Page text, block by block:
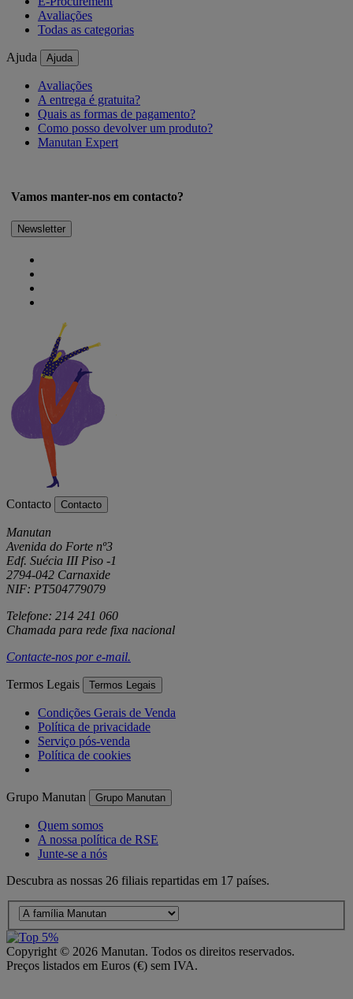
Avaliações
Todas as categorias
Ajuda Ajuda
Avaliações
A entrega é gratuita?
Quais as formas de pagamento?
Como posso devolver um produto?
Manutan Expert
Vamos manter-nos em contacto?
Newsletter
Contacto Contacto
Manutan
Avenida do Forte nº3
Edf. Suécia III Piso -1
2794-042 Carnaxide
NIF: PT504779079
Telefone: 214 241 060
Chamada para rede fixa nacional
Contacte-nos pore-mail.
Termos Legais Termos Legais
Condições Gerais de Venda
Política de privacidade
Serviço pós-venda
Política de cookies
Grupo Manutan Grupo Manutan
Quem somos
A nossa política de RSE
Junte-se a nós
Descubra as nossas 26 filiais repartidas em 17 países.
Copyright © 2026 Manutan. Todos os direitos reservados.
Preços listados em Euros (€) sem IVA.